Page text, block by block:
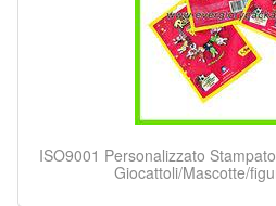
ISO9001 Personalizzato
Giocattoli/Mascotte/